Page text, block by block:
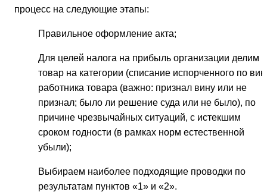
процесс на следующие этапы:
Правильное оформление акта;
Для целей налога на прибыль организации делим
товар на категории (списание испорченного по
работника товара (важно: признал вину или не
признал; было ли решение суда или не было), по
причине чрезвычайных ситуаций, с истекшим
сроком годности (в рамках норм естественной
убыли);
Выбираем наиболее подходящие проводки по
результатам пунктов «1» и «2».